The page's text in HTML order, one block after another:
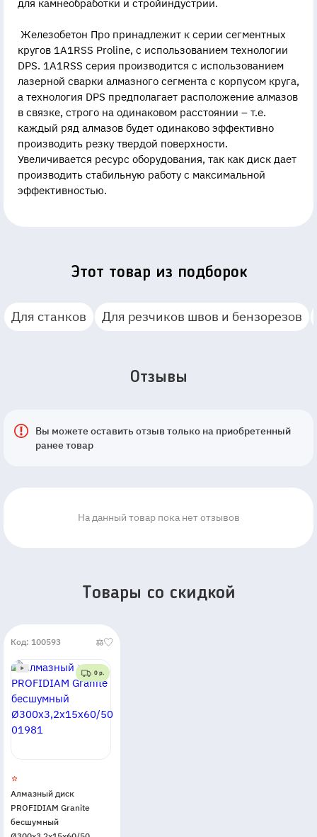
для камнеобработки и стройиндустрии.
Железобетон Про принадлежит к серии сегментных
кругов 1A1RSS Proline, с использованием технологии
DPS. 1A1RSS серия производится с использованием
лазерной сварки алмазного сегмента с корпусом круга,
а технология DPS предполагает расположение алмазов
в связке, строго на одинаковом расстоянии – т.е.
каждый ряд алмазов будет одинаково эффективно
производить резку твердой поверхности.
Увеличивается ресурс оборудования, так как диск дает
производить стабильную работу с максимальной
эффективностью.
Этот товар из подборок
Для станков Для резчиков швов и бензорезов
Отзывы
Вы можете оставить отзыв только на приобретенный
ранее товар
На данный товар пока нет отзывов
Товары со скидкой
Код: 100593
0 р.
Алмазный диск
PROFIDIAM Granite
бесшумный